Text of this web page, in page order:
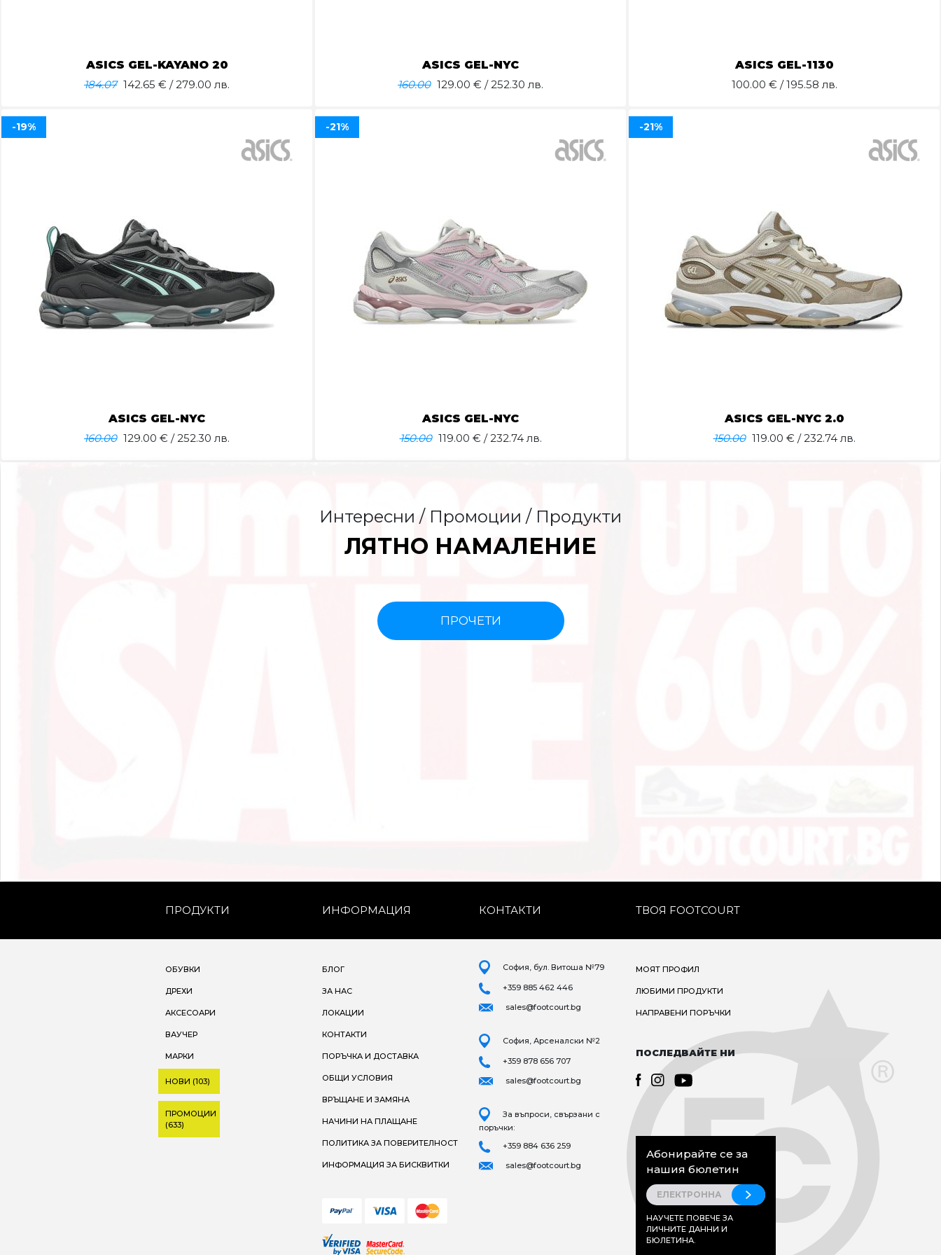
ASICS GEL-KAYANO 20
184.07 142.65 € / 279.00 лв.
ASICS GEL-NYC
160.00 129.00 € / 252.30 лв.
ASICS GEL-1130
100.00 € / 195.58 лв.
ASICS GEL-NYC
160.00 129.00 € / 252.30 лв.
-19%
ASICS GEL-NYC
150.00 119.00 € / 232.74 лв.
-21%
ASICS GEL-NYC 2.0
150.00 119.00 € / 232.74 лв.
-21%
Интересни / Промоции / Продукти
ЛЯТНО НАМАЛЕНИЕ
ПРОЧЕТИ
ПРОДУКТИ ИНФОРМАЦИЯ КОНТАКТИ ТВОЯ FOOTCOURT
ОБУВКИ
ДРЕХИ
АКСЕСОАРИ
ВАУЧЕР
МАРКИ
НОВИ (103)
ПРОМОЦИИ
(633)
БЛОГ
ЗА НАС
ЛОКАЦИИ
КОНТАКТИ
ПОРЪЧКА И ДОСТАВКА
ОБЩИ УСЛОВИЯ
ВРЪЩАНЕ И ЗАМЯНА
НАЧИНИ НА ПЛАЩАНЕ
ПОЛИТИКА ЗА ПОВЕРИТЕЛНОСТ
ИНФОРМАЦИЯ ЗА БИСКВИТКИ
София, бул. Витоша №79
+359 885 462 446
sales@footcourt.bg
София, Арсеналски №2
+359 878 656 707
sales@footcourt.bg
За въпроси, свързани с
поръчки:
+359 884 636 259
sales@footcourt.bg
МОЯТ ПРОФИЛ
ЛЮБИМИ ПРОДУКТИ
НАПРАВЕНИ ПОРЪЧКИ
ПОСЛЕДВАЙТЕ НИ
Абонирайте се за
нашия бюлетин
НАУЧЕТЕ ПОВЕЧЕ ЗА
ЛИЧНИТЕ ДАННИ И
БЮЛЕТИНА.